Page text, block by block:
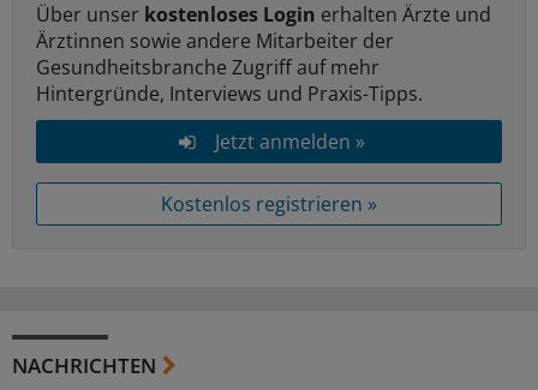
Über unser kostenloses Login erhalten Ärzte und
Ärztinnen sowie andere Mitarbeiter der
Gesundheitsbranche Zugriff auf mehr
Hintergründe, Interviews und Praxis-Tipps.
Jetzt anmelden »
Kostenlos registrieren »
NACHRICHTEN